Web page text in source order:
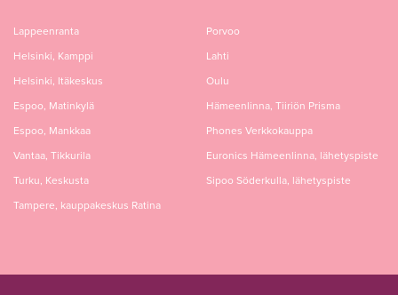
Lappeenranta
Helsinki, Kamppi
Helsinki, Itäkeskus
Espoo, Matinkylä
Espoo, Mankkaa
Vantaa, Tikkurila
Turku, Keskusta
Tampere, kauppakeskus Ratina
Porvoo
Lahti
Oulu
Hämeenlinna, Tiiriön Prisma
Phones Verkkokauppa
Euronics Hämeenlinna, lähetyspiste
Sipoo Söderkulla, lähetyspiste